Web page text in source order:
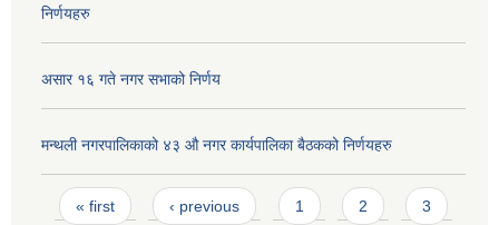
निर्णयहरु
असार १६ गते नगर सभाको निर्णय
मन्थली नगरपालिकाको ४३ औ नगर कार्यपालिका बैठकको निर्णयहरु
Pages
« first ‹ previous 1 2 3